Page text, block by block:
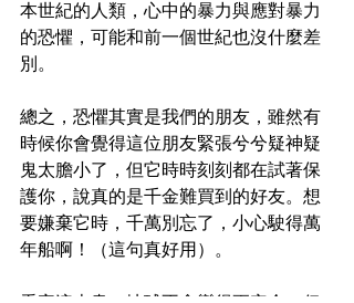
本世紀的人類，心中的暴力與應對暴力
的恐懼，可能和前一個世紀也沒什麼差
別。
總之，恐懼其實是我們的朋友，雖然有
時候你會覺得這位朋友緊張兮兮疑神疑
鬼太膽小了，但它時時刻刻都在試著保
護你，說真的是千金難買到的好友。想
要嫌棄它時，千萬別忘了，小心駛得萬
年船啊！（這句真好用）。